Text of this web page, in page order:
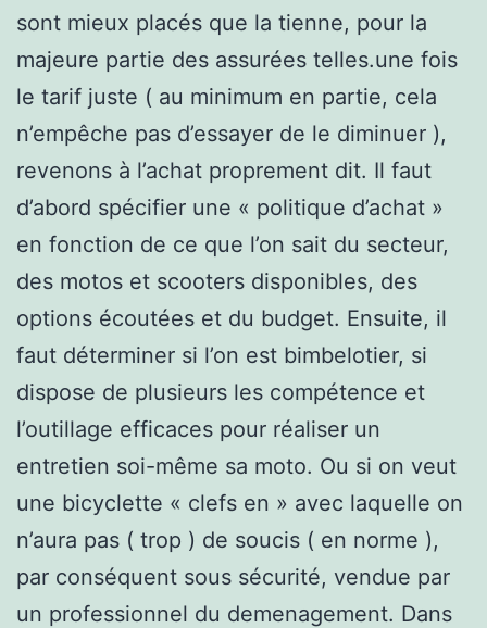
sont mieux placés que la tienne, pour la
majeure partie des assurées telles.une fois
le tarif juste ( au minimum en partie, cela
n’empêche pas d’essayer de le diminuer ),
revenons à l’achat proprement dit. Il faut
d’abord spécifier une « politique d’achat »
en fonction de ce que l’on sait du secteur,
des motos et scooters disponibles, des
options écoutées et du budget. Ensuite, il
faut déterminer si l’on est bimbelotier, si
dispose de plusieurs les compétence et
l’outillage efficaces pour réaliser un
entretien soi-même sa moto. Ou si on veut
une bicyclette « clefs en » avec laquelle on
n’aura pas ( trop ) de soucis ( en norme ),
par conséquent sous sécurité, vendue par
un professionnel du demenagement. Dans